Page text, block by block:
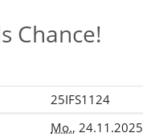
Chance!
25IFS1124
Mo.,